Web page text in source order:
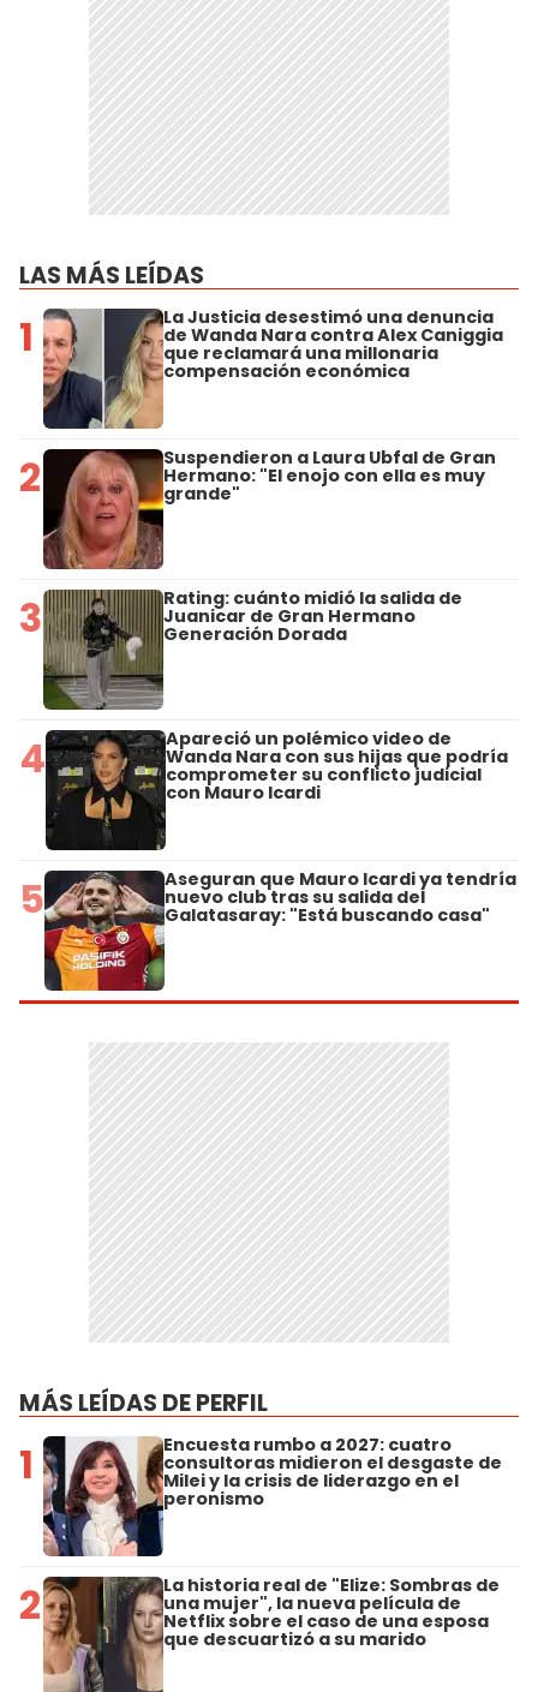
LAS MÁS LEÍDAS
1 La Justicia desestimó una denuncia
de Wanda Nara contra Alex Caniggia
que reclamará una millonaria
compensación económica
2 Suspendieron a Laura Ubfal de Gran
Hermano: "El enojo con ella es muy
grande"
3 Rating: cuánto midió la salida de
Juanicar de Gran Hermano
Generación Dorada
4 Apareció un polémico video de
Wanda Nara con sus hijas que podría
comprometer su conflicto judicial
con Mauro Icardi
5 Aseguran que Mauro Icardi ya tendría
nuevo club tras su salida del
Galatasaray: "Está buscando casa"
MÁS LEÍDAS DE PERFIL
1 Encuesta rumbo a 2027: cuatro
consultoras midieron el desgaste de
Milei y la crisis de liderazgo en el
peronismo
2 La historia real de "Elize: Sombras de
una mujer", la nueva película de
Netflix sobre el caso de una esposa
que descuartizó a su marido